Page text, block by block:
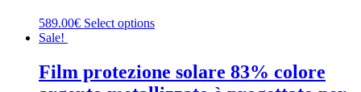
589.00€ Select options
Sale!
Film protezione solare 83% colore